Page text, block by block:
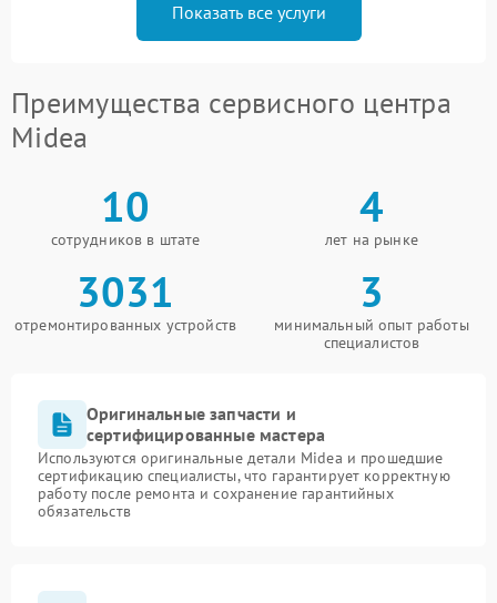
Показать все услуги
Преимущества сервисного центра
Midea
10
сотрудников в штате
4
лет на рынке
3031
отремонтированных устройств
3
минимальный опыт работы
специалистов
Оригинальные запчасти и
сертифицированные мастера
Используются оригинальные детали Midea и прошедшие
сертификацию специалисты, что гарантирует корректную
работу после ремонта и сохранение гарантийных
обязательств